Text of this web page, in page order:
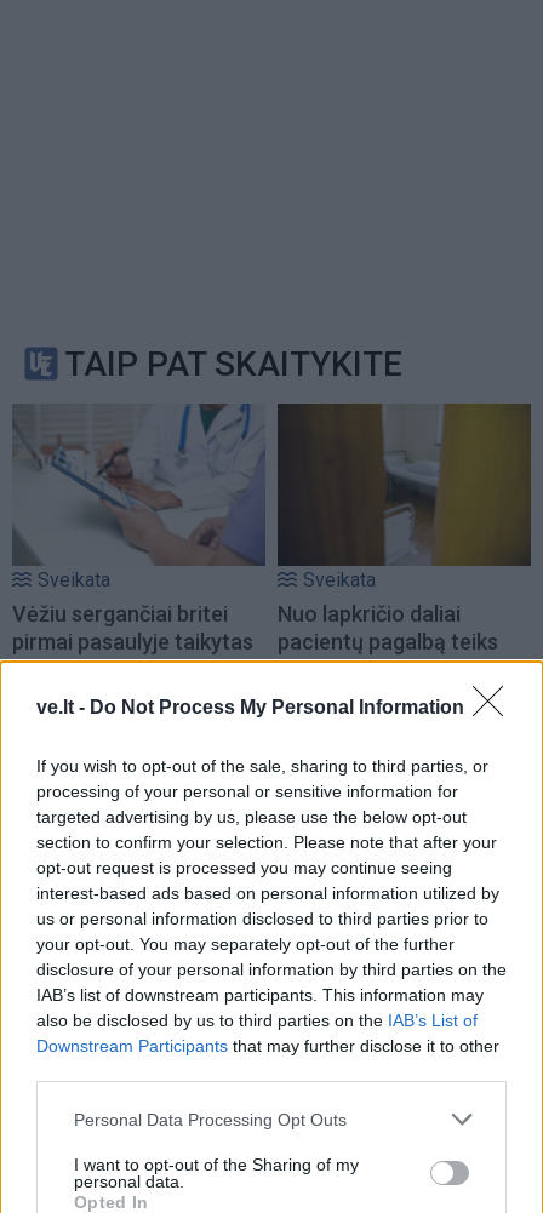
ve.lt - Do Not Process My Personal Information
If you wish to opt-out of the sale, sharing to third parties, or
processing of your personal or sensitive information for
targeted advertising by us, please use the below opt-out
section to confirm your selection. Please note that after your
opt-out request is processed you may continue seeing
interest-based ads based on personal information utilized by
us or personal information disclosed to third parties prior to
your opt-out. You may separately opt-out of the further
disclosure of your personal information by third parties on the
IAB’s list of downstream participants. This information may
also be disclosed by us to third parties on the IAB’s List of
Downstream Participants that may further disclose it to other
Personal Data Processing Opt Outs
I want to opt-out of the Sharing of my
personal data.
Opted In
TAIP PAT SKAITYKITE
Sveikata
Vėžiu sergančiai britei
pirmai pasaulyje taikytas
naujas gydymo metodas
Sveikata
Nuo lapkričio daliai
pacientų pagalbą teiks
išplėstinės praktikos
slaugytojai
Sveikata
Plaukai mažiau
riebaluosis: į šampūną
tereikia įberti vieną
ingredientą
Sveikata
Išrinktas Jūrininkų
poliklinikos vadovas (9)